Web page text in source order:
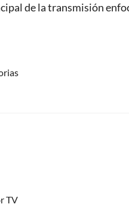
de la transmisión
TV